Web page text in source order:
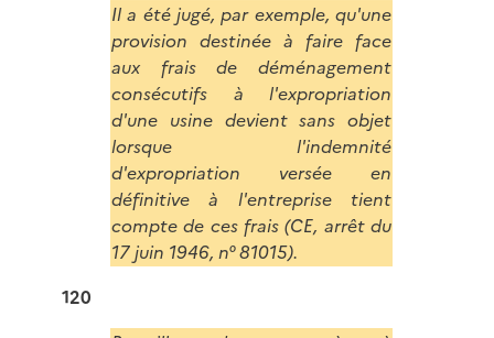
Il a été jugé, par exemple, qu'une
provision destinée à faire face
aux frais de déménagement
consécutifs à l'expropriation
d'une usine devient sans objet
lorsque l'indemnité
d'expropriation versée en
définitive à l'entreprise tient
compte de ces frais (CE, arrêt du
17 juin 1946, n° 81015).
120